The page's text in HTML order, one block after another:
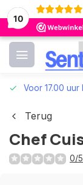
10
Voor 17.00 uur
Terug
Chef
0/